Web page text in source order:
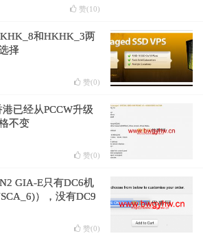
赞(10)
和HKHK_3两
择
赞(0)
已经从PCCW升级
不变
赞(0)
GIA-E只有DC6机
），没有DC9
赞(0)